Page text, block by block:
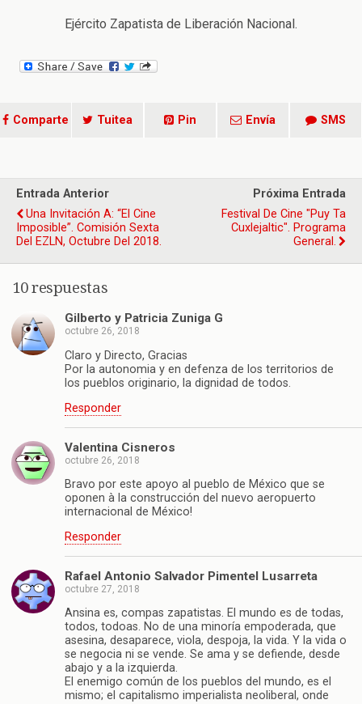
Ejército Zapatista de Liberación Nacional.
Comparte Tuitea Pin Envía SMS
Entrada Anterior
Una Invitación A: “El Cine
Imposible”. Comisión Sexta
Del EZLN, Octubre Del 2018.
Próxima Entrada
Festival De Cine "Puy Ta
Cuxlejaltic". Programa
General.
10 respuestas
Gilberto y Patricia Zuniga G
octubre 26, 2018
Claro y Directo, Gracias
Por la autonomia y en defenza de los territorios de
los pueblos originario, la dignidad de todos.
Responder
Valentina Cisneros
octubre 26, 2018
Bravo por este apoyo al pueblo de México que se
oponen à la construcción del nuevo aeropuerto
internacional de México!
Responder
Rafael Antonio Salvador Pimentel Lusarreta
octubre 27, 2018
Ansina es, compas zapatistas. El mundo es de todas,
todos, todoas. No de una minoría empoderada, que
asesina, desaparece, viola, despoja, la vida. Y la vida o
se negocia ni se vende. Se ama y se defiende, desde
abajo y a la izquierda.
El enemigo común de los pueblos del mundo, es el
mismo; el capitalismo imperialista neoliberal, onde